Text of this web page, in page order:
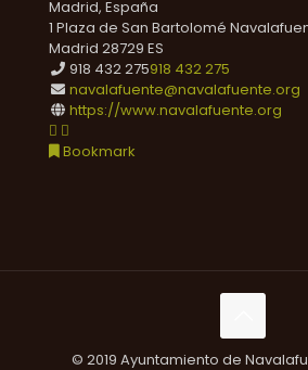
Madrid, España
1 Plaza de San Bartolomé
Madrid 28729 ES
918 432 275918 432 275
navalafuente@navalafuente.org
https://www.navalafuente.org
Bookmark
© 2019 Ayuntamiento de